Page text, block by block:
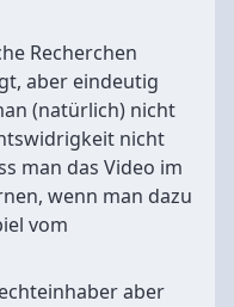
Recherchen
aber eindeutig
(natürlich) nicht
nicht
man das Video im
wenn man dazu
vom
aber